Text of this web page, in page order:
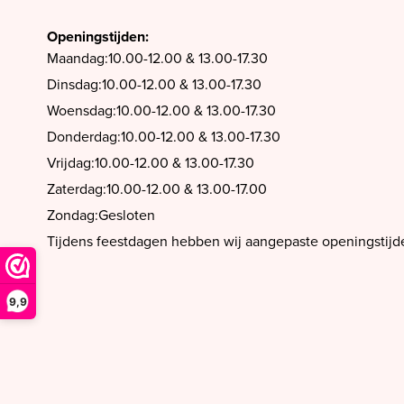
9,9
PrimaDonna Swim
PrimaDonna Twist
SALE
Spanx
Ten Cate
'Invisible' slips
Cashmere, zijde en wol
Openingstijden:
Maandag:10.00-12.00 & 13.00-17.30
Dinsdag:10.00-12.00 & 13.00-17.30
Woensdag:10.00-12.00 & 13.00-17.30
Donderdag:10.00-12.00 & 13.00-17.30
Vrijdag:10.00-12.00 & 13.00-17.30
Zaterdag:10.00-12.00 & 13.00-17.00
Zondag:Gesloten
Tijdens feestdagen hebben wij aangepaste